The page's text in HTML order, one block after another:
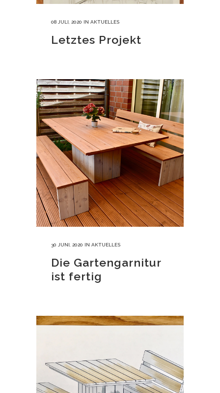
08 JULI, 2020 IN AKTUELLES
Letztes Projekt
30 JUNI, 2020 IN AKTUELLES
Die Gartengarnitur
ist fertig